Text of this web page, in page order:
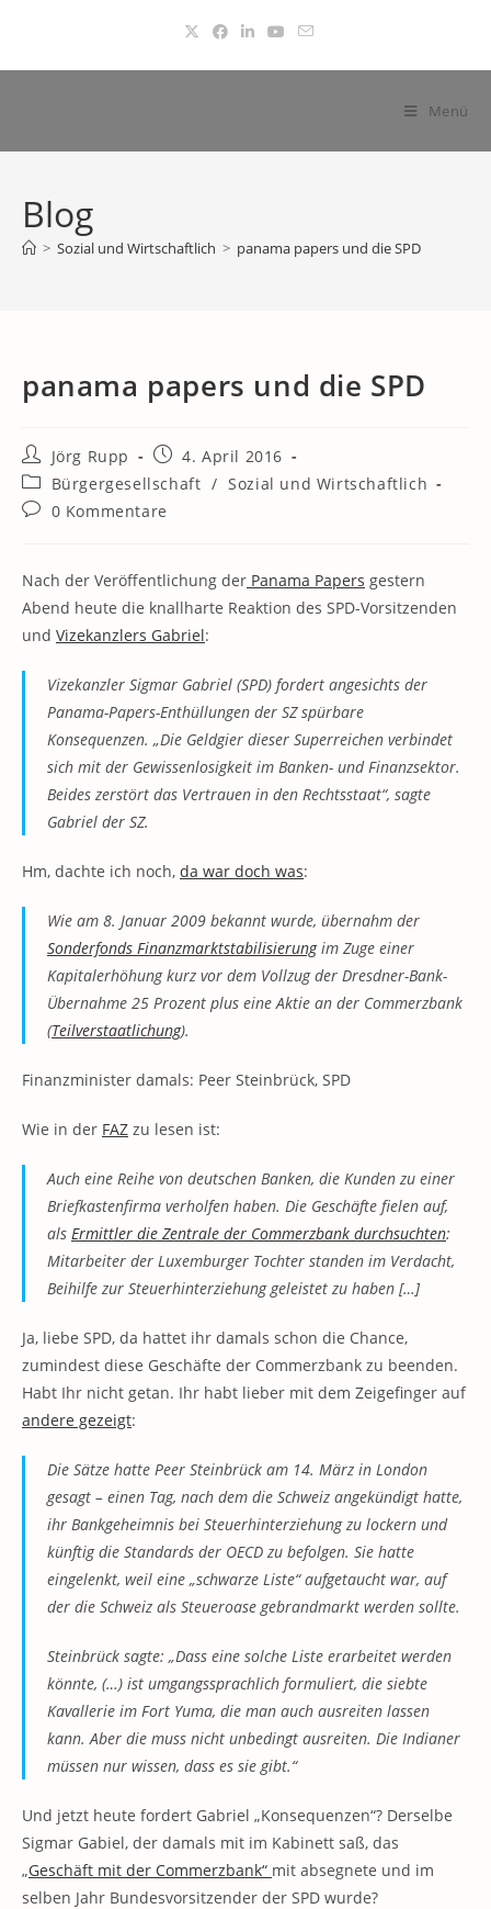
springen
Menü
Blog
> Sozial und Wirtschaftlich > panama papers und die SPD
panama papers und die SPD
Beitrags-
Autor:
Jörg Rupp
Beitrag
veröffentlicht:
4. April 2016
Beitrags-
Kategorie:
Bürgergesellschaft / Sozial und Wirtschaftlich
Beitrags-
0 Kommentare
Nach der Veröffentlichung der Panama Papers gestern
Abend heute die knallharte Reaktion des SPD-Vorsitzenden
und Vizekanzlers Gabriel:
Vizekanzler Sigmar Gabriel (SPD) fordert angesichts der
Panama-Papers-Enthüllungen der SZ spürbare
Konsequenzen. „Die Geldgier dieser Superreichen verbindet
sich mit der Gewissenlosigkeit im Banken- und Finanzsektor.
Beides zerstört das Vertrauen in den Rechtsstaat“, sagte
Gabriel der SZ.
Hm, dachte ich noch, da war doch was:
Wie am 8. Januar 2009 bekannt wurde, übernahm der
Sonderfonds Finanzmarktstabilisierungim Zuge einer
Kapitalerhöhung kurz vor dem Vollzug der Dresdner-Bank-
Übernahme 25 Prozent plus eine Aktie an der Commerzbank
(Teilverstaatlichung).
Finanzminister damals: Peer Steinbrück, SPD
Wie in der FAZ zu lesen ist:
Auch eine Reihe von deutschen Banken, die Kunden zu einer
Briefkastenfirma verholfen haben. Die Geschäfte fielen auf,
als Ermittler die Zentrale der Commerzbank durchsuchten:
Mitarbeiter der Luxemburger Tochter standen im Verdacht,
Beihilfe zur Steuerhinterziehung geleistet zu haben […]
Ja, liebe SPD, da hattet ihr damals schon die Chance,
zumindest diese Geschäfte der Commerzbank zu beenden.
Habt Ihr nicht getan. Ihr habt lieber mit dem Zeigefinger auf
andere gezeigt:
Die Sätze hatte Peer Steinbrück am 14. März in London
gesagt – einen Tag, nach dem die Schweiz angekündigt hatte,
ihr Bankgeheimnis bei Steuerhinterziehung zu lockern und
künftig die Standards der OECD zu befolgen. Sie hatte
eingelenkt, weil eine „schwarze Liste“ aufgetaucht war, auf
der die Schweiz als Steueroase gebrandmarkt werden sollte.
Steinbrück sagte: „Dass eine solche Liste erarbeitet werden
könnte, (…) ist umgangssprachlich formuliert, die siebte
Kavallerie im Fort Yuma, die man auch ausreiten lassen
kann. Aber die muss nicht unbedingt ausreiten. Die Indianer
müssen nur wissen, dass es sie gibt.“
Und jetzt heute fordert Gabriel „Konsequenzen“? Derselbe
Sigmar Gabiel, der damals mit im Kabinett saß, das
„Geschäft mit der Commerzbank“ mit absegnete und im
selben Jahr Bundesvorsitzender der SPD wurde?